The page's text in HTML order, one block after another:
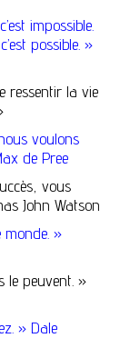
impossible.
possible. »
ressentir la vie
voulons
de Pree
vous
John Watson
monde. »
le peuvent. »
» Dale